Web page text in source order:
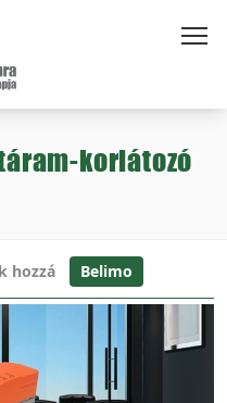
korlátozó
hozzá Belimo